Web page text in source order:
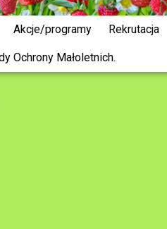
Akcje/programy Rekrutacja
Ochrony Małoletnich.